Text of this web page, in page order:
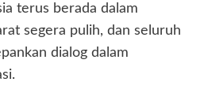
terus berada dalam
segera pulih, dan seluruh
dialog dalam